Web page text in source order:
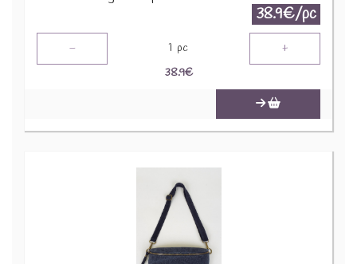
38.9€/pc
- 1 pc +
38.9€